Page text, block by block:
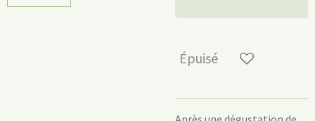
Épuisé